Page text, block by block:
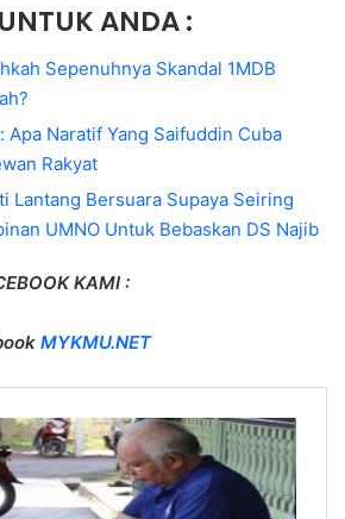
ANDA :
Sepenuhnya Skandal 1MDB
Apa Naratif Yang Saifuddin Cuba
Rakyat
Lantang Bersuara Supaya Seiring
UMNO Untuk Bebaskan DS Najib
KAMI :
MYKMU.NET